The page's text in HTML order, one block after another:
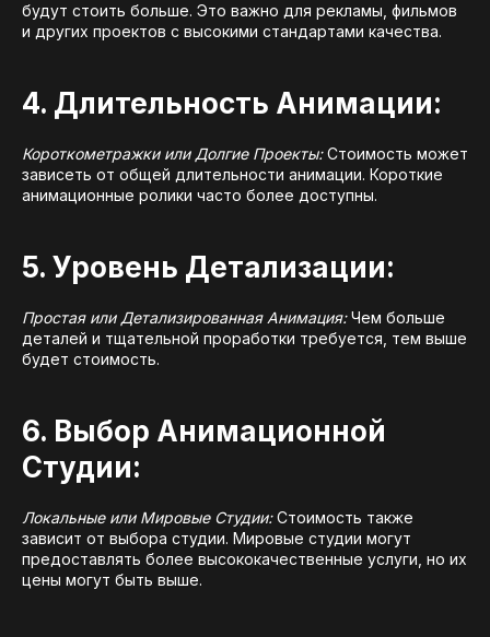
будут стоить больше. Это важно для рекламы, фильмов
и других проектов с высокими стандартами качества.
4. Длительность Анимации:
Короткометражки или Долгие Проекты:Стоимость может
зависеть от общей длительности анимации. Короткие
анимационные ролики часто более доступны.
5. Уровень Детализации:
Простая или Детализированная Анимация:Чем больше
деталей и тщательной проработки требуется, тем выше
будет стоимость.
6. Выбор Анимационной
Студии:
Локальные или Мировые Студии:Стоимость также
зависит от выбора студии. Мировые студии могут
предоставлять более высококачественные услуги, но их
цены могут быть выше.